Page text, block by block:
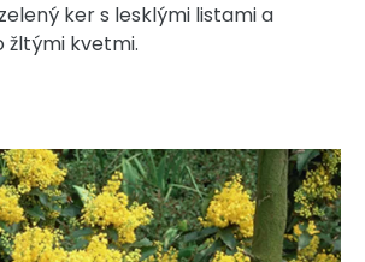
ker s lesklými listami a
žltými kvetmi.